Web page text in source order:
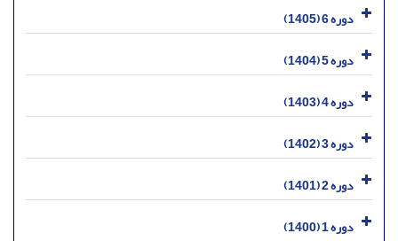
دوره 6 (1405)
دوره 5 (1404)
دوره 4 (1403)
دوره 3 (1402)
دوره 2 (1401)
دوره 1 (1400)